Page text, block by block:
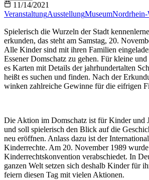
11/14/2021
VeranstaltungAusstellungMuseumNordrhein-
Spielerisch die Wurzeln der Stadt
erkunden, das steht am Samstag, 20.
Alle Kinder sind mit ihren Familien
Essener Domschatz zu gehen. Für kleine
es Karten mit Details der jahrhundertalten
heißt es suchen und finden. Nach der
winken zahlreiche Gewinne für die eifrigen
Die Aktion im Domschatz ist für Kinder und
und soll spielerisch den Blick auf die
neu eröffnen. Anlass dazu ist der
Kinderrechte. Am 20. November 1989
Kinderrechtskonvention verabschiedet. In
ganzen Welt setzen sich deshalb Kinder für
feiern diesen Tag mit vielen Aktionen.